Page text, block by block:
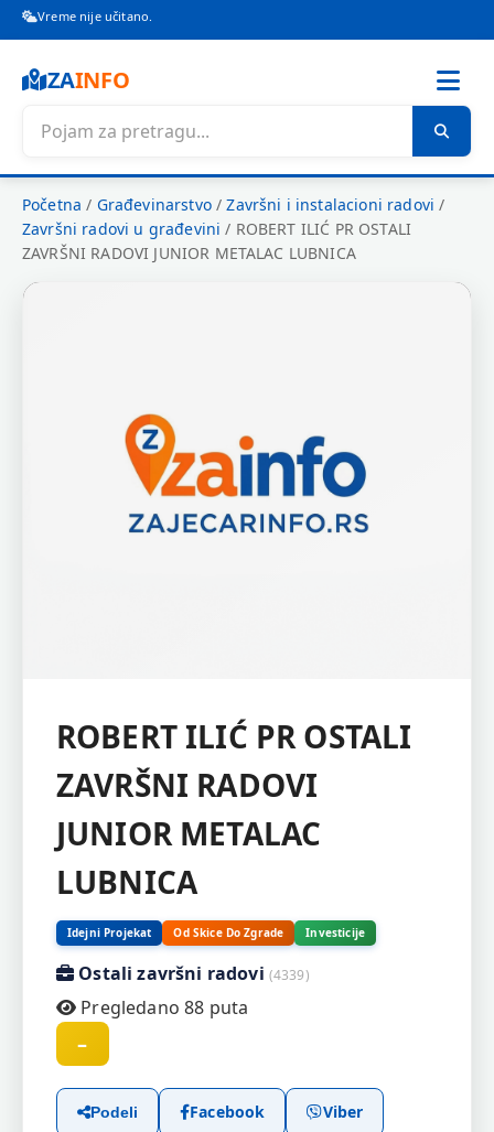
Vreme nije učitano.
ZAINFO
Početna / Građevinarstvo/Završni i instalacioni radovi /
Završni radovi u građevini / ROBERT ILIĆ PR OSTALI
ZAVRŠNI RADOVI JUNIOR METALAC LUBNICA
ROBERT ILIĆ PR OSTALI
ZAVRŠNI RADOVI
JUNIOR METALAC
LUBNICA
Idejni Projekat Od Skice Do Zgrade Investicije
Ostali završni radovi (4339)
Pregledano 88 puta
–
Podeli Facebook Viber